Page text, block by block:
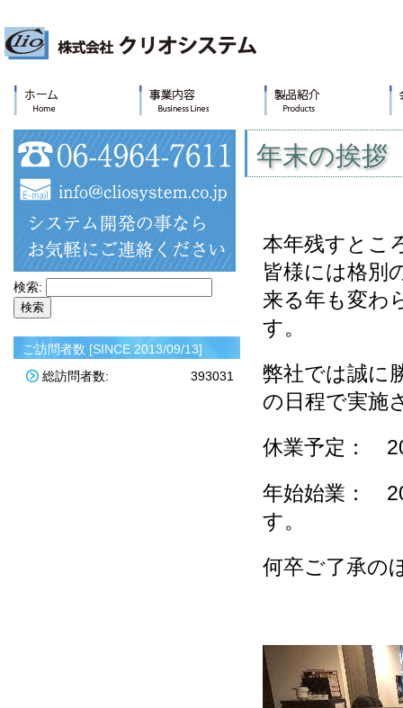
検索:
ご訪問者数 [SINCE 2013/09/13]
393031
総訪問者数:
年末の挨拶
本年残すとこ
皆様には格別
来る年も変わ
す。
弊社では誠に
の日程で実施
休業予定：
年始始業：
す。
何卒ご了承の